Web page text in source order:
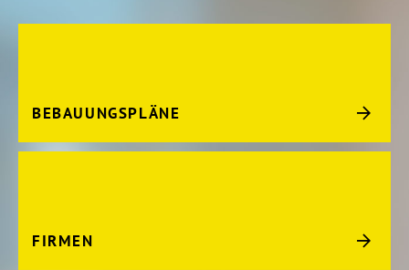
BEBAUUNGSPLÄNE
FIRMEN